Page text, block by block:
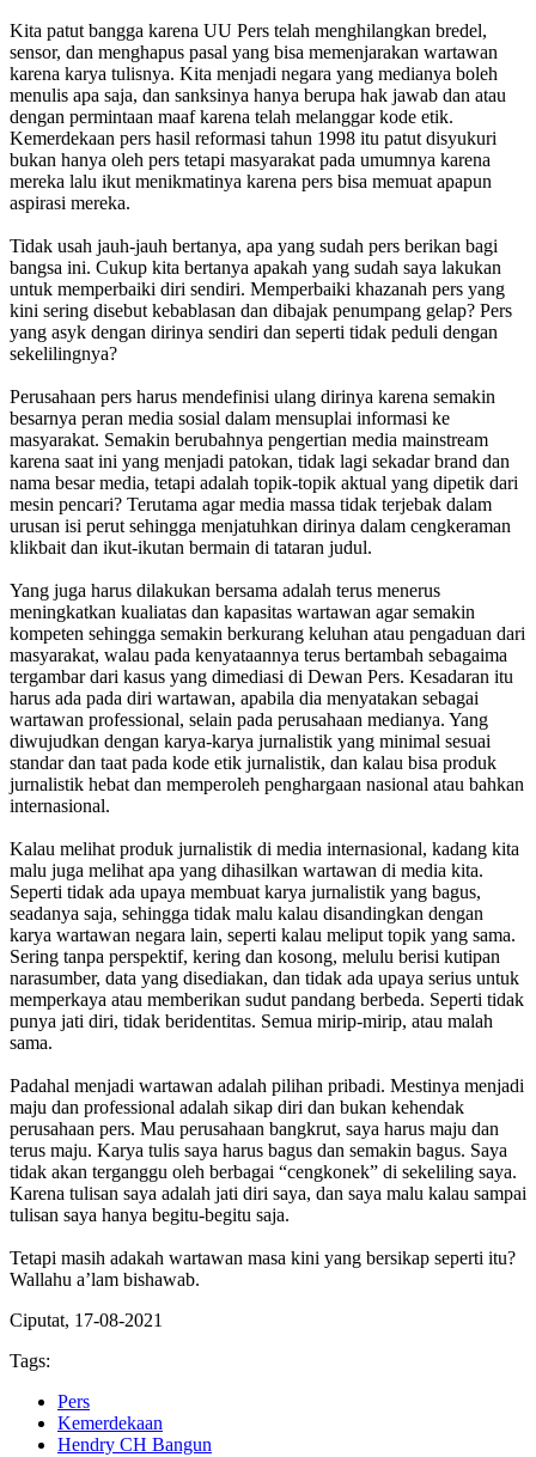
Kita patut bangga karena UU Pers telah menghilangkan bredel,
sensor, dan menghapus pasal yang bisa memenjarakan wartawan
karena karya tulisnya. Kita menjadi negara yang medianya boleh
menulis apa saja, dan sanksinya hanya berupa hak jawab dan atau
dengan permintaan maaf karena telah melanggar kode etik.
Kemerdekaan pers hasil reformasi tahun 1998 itu patut disyukuri
bukan hanya oleh pers tetapi masyarakat pada umumnya karena
mereka lalu ikut menikmatinya karena pers bisa memuat apapun
aspirasi mereka.
Tidak usah jauh-jauh bertanya, apa yang sudah pers berikan bagi
bangsa ini. Cukup kita bertanya apakah yang sudah saya lakukan
untuk memperbaiki diri sendiri. Memperbaiki khazanah pers yang
kini sering disebut kebablasan dan dibajak penumpang gelap? Pers
yang asyk dengan dirinya sendiri dan seperti tidak peduli dengan
sekelilingnya?
Perusahaan pers harus mendefinisi ulang dirinya karena semakin
besarnya peran media sosial dalam mensuplai informasi ke
masyarakat. Semakin berubahnya pengertian media mainstream
karena saat ini yang menjadi patokan, tidak lagi sekadar brand dan
nama besar media, tetapi adalah topik-topik aktual yang dipetik dari
mesin pencari? Terutama agar media massa tidak terjebak dalam
urusan isi perut sehingga menjatuhkan dirinya dalam cengkeraman
klikbait dan ikut-ikutan bermain di tataran judul.
Yang juga harus dilakukan bersama adalah terus menerus
meningkatkan kualiatas dan kapasitas wartawan agar semakin
kompeten sehingga semakin berkurang keluhan atau pengaduan dari
masyarakat, walau pada kenyataannya terus bertambah sebagaima
tergambar dari kasus yang dimediasi di Dewan Pers. Kesadaran itu
harus ada pada diri wartawan, apabila dia menyatakan sebagai
wartawan professional, selain pada perusahaan medianya. Yang
diwujudkan dengan karya-karya jurnalistik yang minimal sesuai
standar dan taat pada kode etik jurnalistik, dan kalau bisa produk
jurnalistik hebat dan memperoleh penghargaan nasional atau bahkan
internasional.
Kalau melihat produk jurnalistik di media internasional, kadang kita
malu juga melihat apa yang dihasilkan wartawan di media kita.
Seperti tidak ada upaya membuat karya jurnalistik yang bagus,
seadanya saja, sehingga tidak malu kalau disandingkan dengan
karya wartawan negara lain, seperti kalau meliput topik yang sama.
Sering tanpa perspektif, kering dan kosong, melulu berisi kutipan
narasumber, data yang disediakan, dan tidak ada upaya serius untuk
memperkaya atau memberikan sudut pandang berbeda. Seperti tidak
punya jati diri, tidak beridentitas. Semua mirip-mirip, atau malah
sama.
Padahal menjadi wartawan adalah pilihan pribadi. Mestinya menjadi
maju dan professional adalah sikap diri dan bukan kehendak
perusahaan pers. Mau perusahaan bangkrut, saya harus maju dan
terus maju. Karya tulis saya harus bagus dan semakin bagus. Saya
tidak akan terganggu oleh berbagai “cengkonek” di sekeliling saya.
Karena tulisan saya adalah jati diri saya, dan saya malu kalau sampai
tulisan saya hanya begitu-begitu saja.
Tetapi masih adakah wartawan masa kini yang bersikap seperti itu?
Wallahu a’lam bishawab.
Ciputat, 17-08-2021
Tags:
Pers
Kemerdekaan
Hendry CH Bangun